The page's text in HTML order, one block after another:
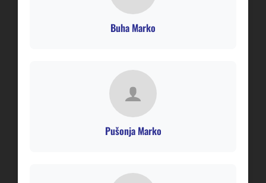
Buha Marko
Pušonja Marko